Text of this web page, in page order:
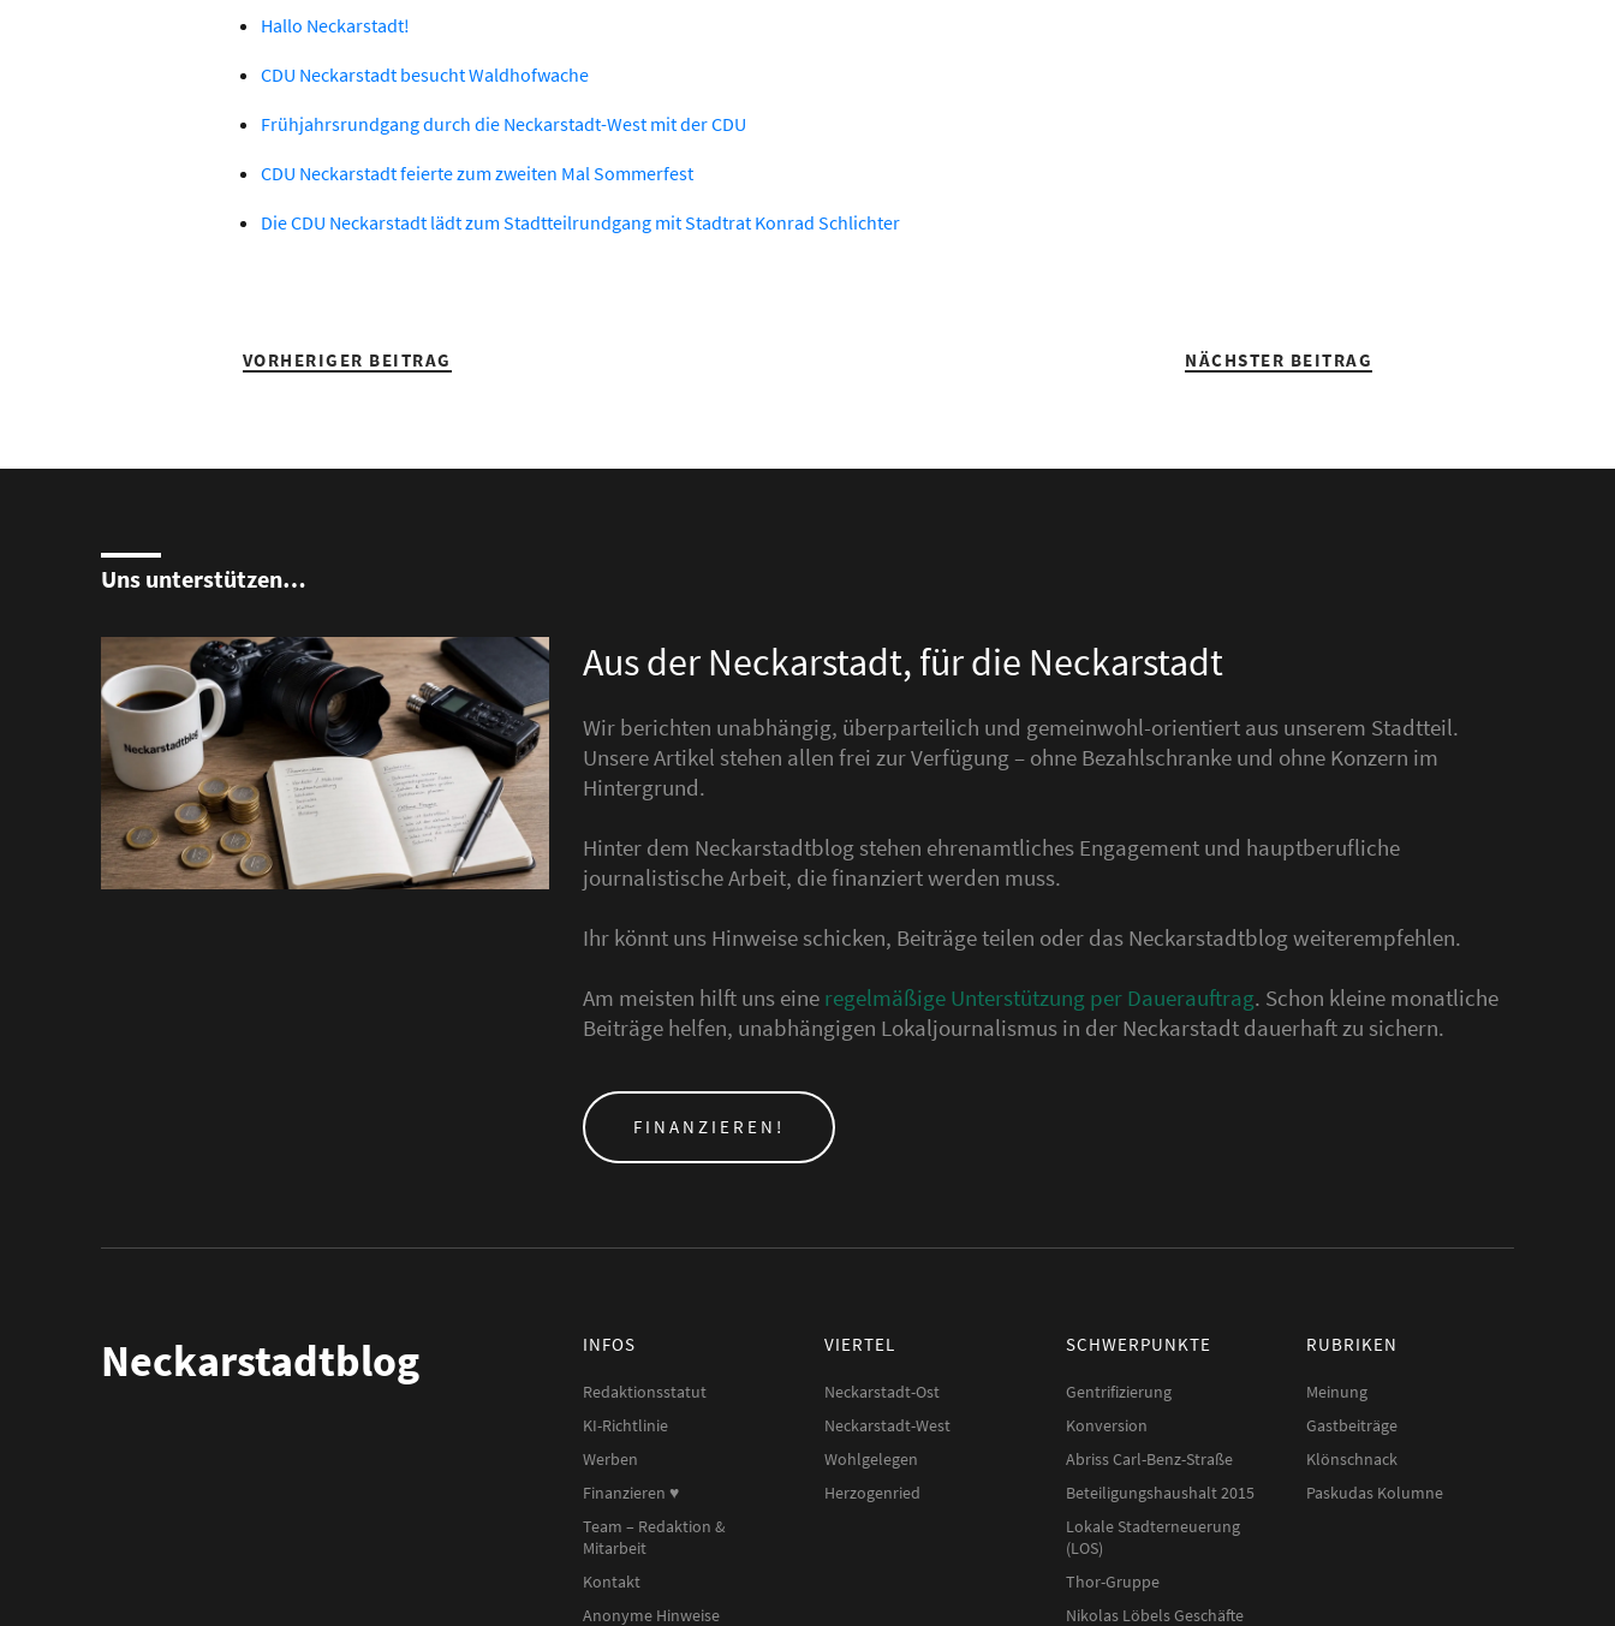
Hallo Neckarstadt!
CDU Neckarstadt besucht Waldhofwache
Frühjahrsrundgang durch die Neckarstadt-West mit der CDU
CDU Neckarstadt feierte zum zweiten Mal Sommerfest
Die CDU Neckarstadt lädt zum Stadtteilrundgang mit Stadtrat Konrad Schlichter
VORHERIGER BEITRAG NÄCHSTER BEITRAG
Uns unterstützen…
Aus der Neckarstadt, für die Neckarstadt
Wir berichten unabhängig, überparteilich und gemeinwohl-orientiert aus unserem Stadtteil.
Unsere Artikel stehen allen frei zur Verfügung – ohne Bezahlschranke und ohne Konzern im
Hintergrund.
Hinter dem Neckarstadtblog stehen ehrenamtliches Engagement und hauptberufliche
journalistische Arbeit, die finanziert werden muss.
Ihr könnt uns Hinweise schicken, Beiträge teilen oder das Neckarstadtblog weiterempfehlen.
Am meisten hilft uns eine regelmäßige Unterstützung per Dauerauftrag. Schon kleine monatliche
Beiträge helfen, unabhängigen Lokaljournalismus in der Neckarstadt dauerhaft zu sichern.
FINANZIEREN!
Neckarstadtblog INFOS
Redaktionsstatut
KI-Richtlinie
Werben
Finanzieren ♥︎
Team – Redaktion &
Mitarbeit
Kontakt
Anonyme Hinweise
VIERTEL
Neckarstadt-Ost
Neckarstadt-West
Wohlgelegen
Herzogenried
SCHWERPUNKTE
Gentrifizierung
Konversion
Abriss Carl-Benz-Straße
Beteiligungshaushalt 2015
Lokale Stadterneuerung
(LOS)
Thor-Gruppe
Nikolas Löbels Geschäfte
RUBRIKEN
Meinung
Gastbeiträge
Klönschnack
Paskudas Kolumne